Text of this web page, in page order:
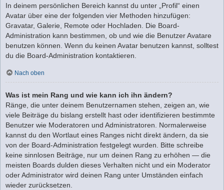
In deinem persönlichen Bereich kannst du unter „Profil“ einen
Avatar über eine der folgenden vier Methoden hinzufügen:
Gravatar, Galerie, Remote oder Hochladen. Die Board-
Administration kann bestimmen, ob und wie die Benutzer Avatare
benutzen können. Wenn du keinen Avatar benutzen kannst, solltest
du die Board-Administration kontaktieren.
Nach oben
Was ist mein Rang und wie kann ich ihn ändern?
Ränge, die unter deinem Benutzernamen stehen, zeigen an, wie
viele Beiträge du bislang erstellt hast oder identifizieren bestimmte
Benutzer wie Moderatoren und Administratoren. Normalerweise
kannst du den Wortlaut eines Ranges nicht direkt ändern, da sie
von der Board-Administration festgelegt wurden. Bitte schreibe
keine sinnlosen Beiträge, nur um deinen Rang zu erhöhen — die
meisten Boards dulden dieses Verhalten nicht und ein Moderator
oder Administrator wird deinen Rang unter Umständen einfach
wieder zurücksetzen.